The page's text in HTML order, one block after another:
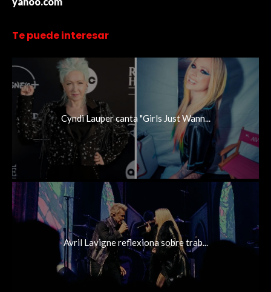
Te puede interesar
Cyndi Lauper canta "Girls Just Wann...
Avril Lavigne reflexiona sobre trab...